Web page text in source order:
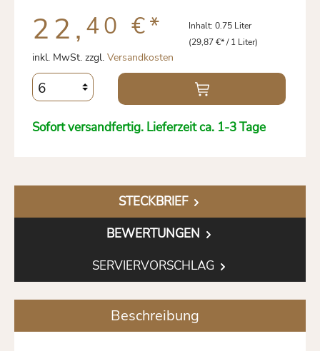
22, 40 €* Inhalt: 0.75 Liter
(29,87 €* / 1 Liter)
inkl. MwSt. zzgl. Versandkosten
Sofort versandfertig. Lieferzeit ca. 1-3 Tage
STECKBRIEF
BEWERTUNGEN
SERVIERVORSCHLAG
Beschreibung